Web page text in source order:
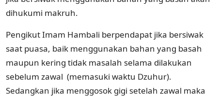
dihukumi makruh.
Pengikut Imam Hambali berpendapat jika bersiwak
saat puasa, baik menggunakan bahan yang basah
maupun kering tidak masalah selama dilakukan
sebelum zawal (memasuki waktu Dzuhur).
Sedangkan jika menggosok gigi setelah zawal maka